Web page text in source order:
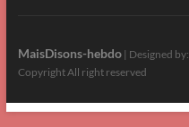
MaisDisons-hebdo| Designed by:
Copyright All right reserved